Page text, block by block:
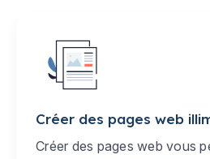
Créer des pages web
Créer des pages web vous